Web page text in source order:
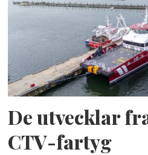
De utvecklar
CTV-fartyg